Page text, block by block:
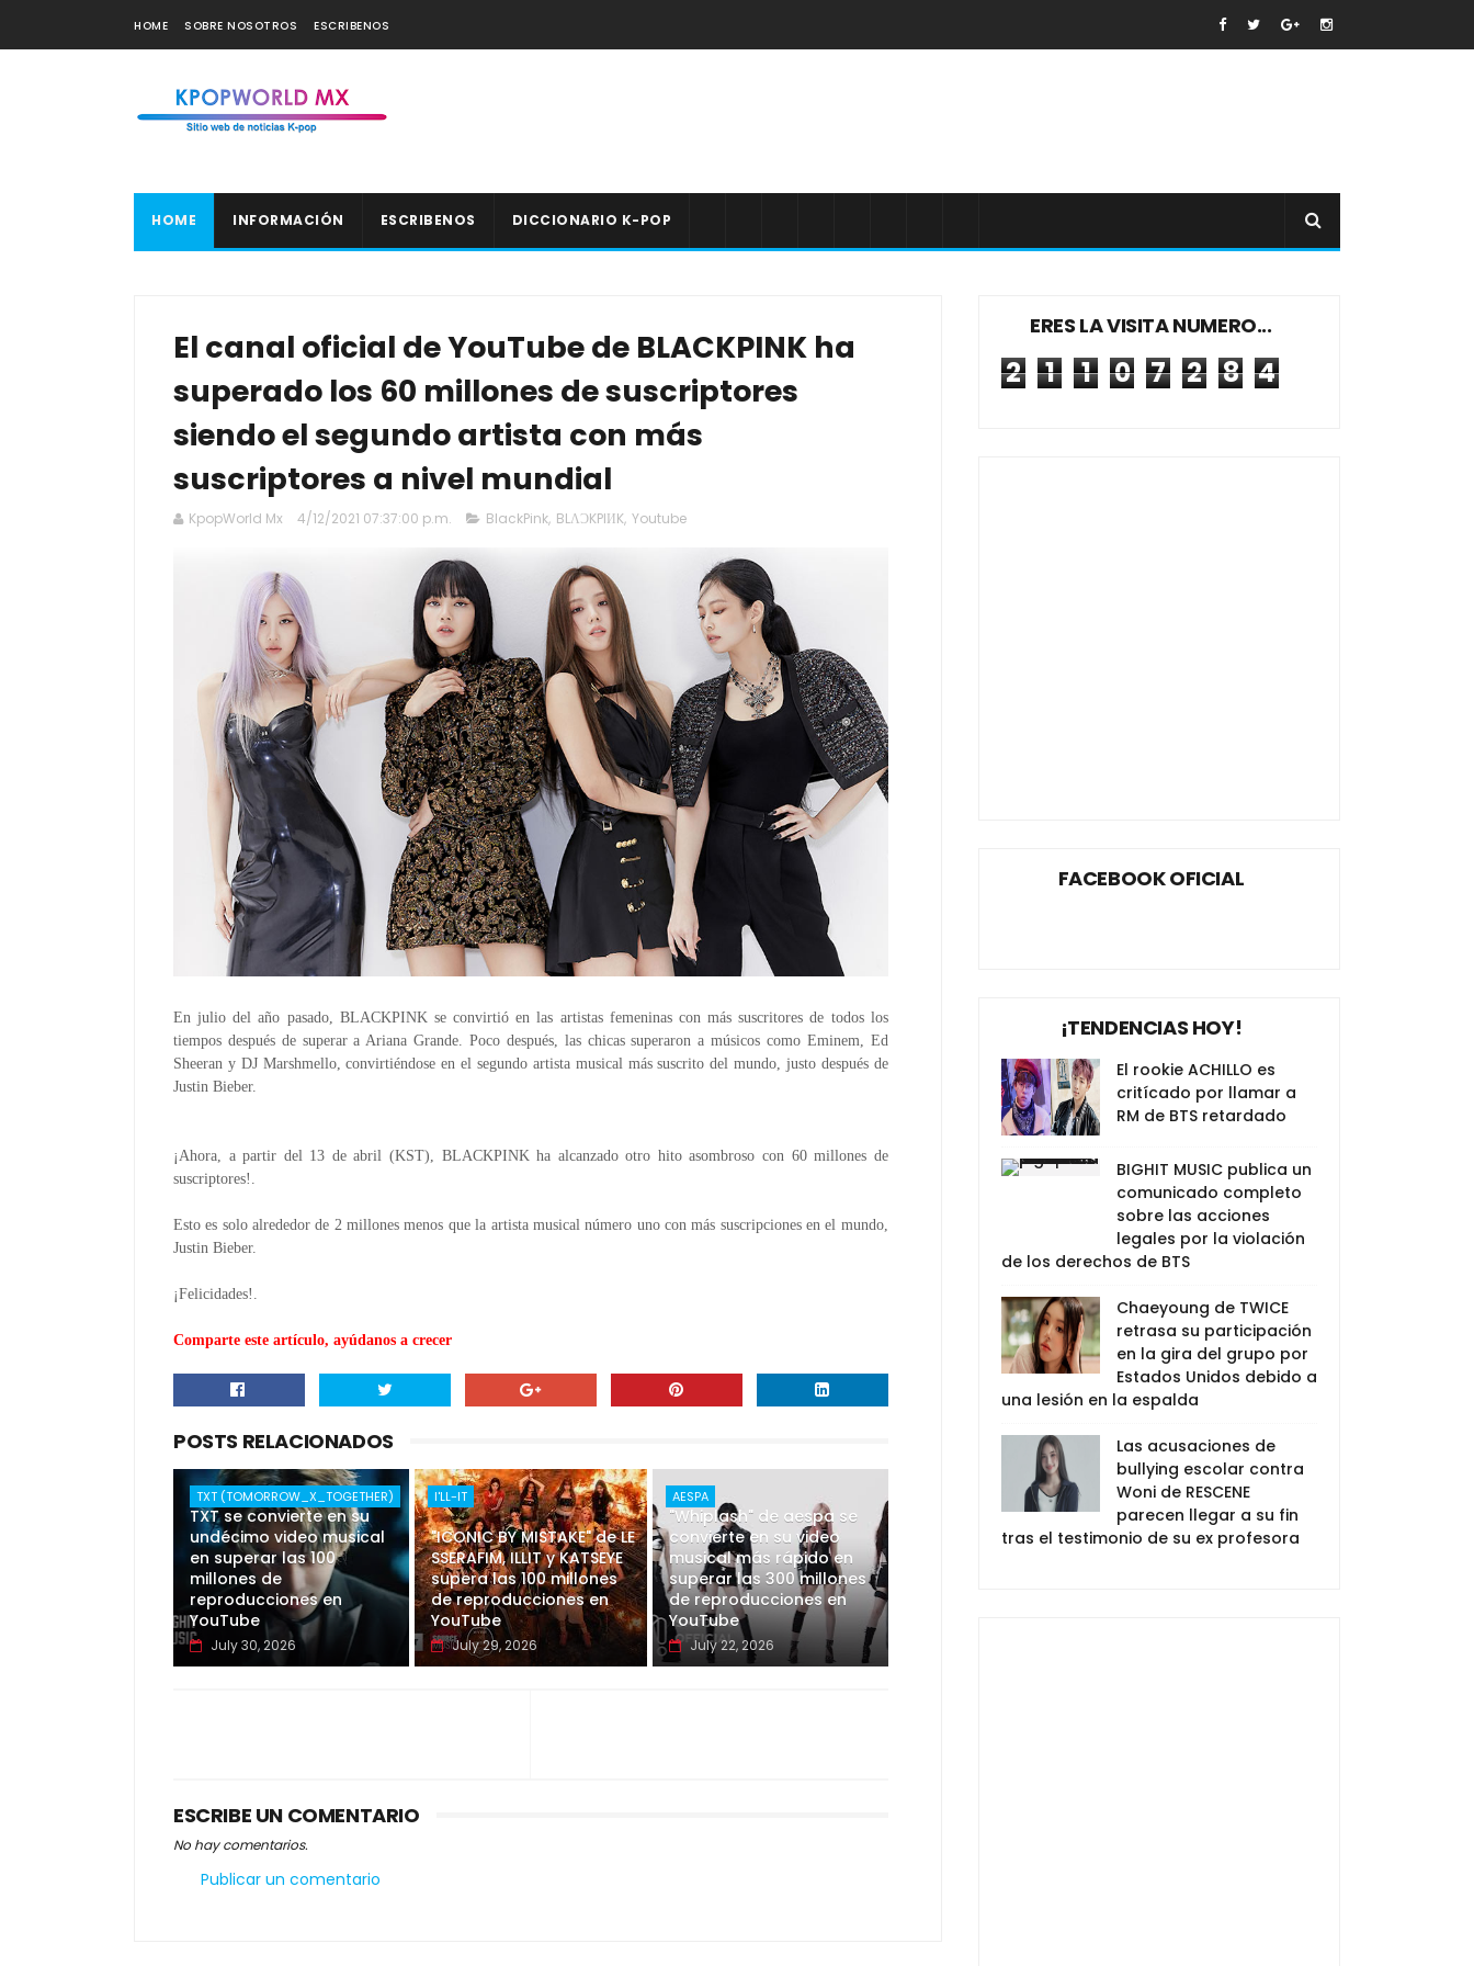
HOME SOBRE NOSOTROS ESCRIBENOS
HOME INFORMACIÓN ESCRIBENOS DICCIONARIO K-POP
El canal oficial de YouTube de BLACKPINK ha
superado los 60 millones de suscriptores
siendo el segundo artista con más
suscriptores a nivel mundial
KpopWorld Mx 4/12/2021 07:37:00 p.m. BlackPink, BLΛƆKPIИK, Youtube
En julio del año pasado, BLACKPINK se convirtió en las artistas femeninas con más suscritores de todos los
tiempos después de superar a Ariana Grande. Poco después, las chicas superaron a músicos como Eminem, Ed
Sheeran y DJ Marshmello, convirtiéndose en el segundo artista musical más suscrito del mundo, justo después de
Justin Bieber.
¡Ahora, a partir del 13 de abril (KST), BLACKPINK ha alcanzado otro hito asombroso con 60 millones de
suscriptores!.
Esto es solo alrededor de 2 millones menos que la artista musical número uno con más suscripciones en el mundo,
Justin Bieber.
¡Felicidades!.
Comparte este artículo, ayúdanos a crecer
POSTS RELACIONADOS
TXT (TOMORROW_X_TOGETHER)
"Good Boy Gone Bad" de
TXT se convierte en su
undécimo video musical
en superar las 100
millones de
reproducciones en
YouTube
July 30, 2026
I'LL-IT
"ICONIC BY MISTAKE" de LE
SSERAFIM, ILLIT y KATSEYE
supera las 100 millones
de reproducciones en
YouTube
July 29, 2026
AESPA
"Whiplash" de aespa se
convierte en su video
musical más rápido en
superar las 300 millones
de reproducciones en
YouTube
July 22, 2026
ESCRIBE UN COMENTARIO
No hay comentarios.
Publicar un comentario
ERES LA VISITA NUMERO...
2 1 1 0 7 2 8 4
FACEBOOK OFICIAL
¡TENDENCIAS HOY!
El rookie ACHILLO es
critícado por llamar a
RM de BTS retardado
BIGHIT MUSIC publica un
comunicado completo
sobre las acciones
legales por la violación
de los derechos de BTS
Chaeyoung de TWICE
retrasa su participación
en la gira del grupo por
Estados Unidos debido a
una lesión en la espalda
Las acusaciones de
bullying escolar contra
Woni de RESCENE
parecen llegar a su fin
tras el testimonio de su ex profesora